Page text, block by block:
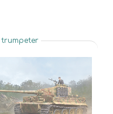
trumpeter